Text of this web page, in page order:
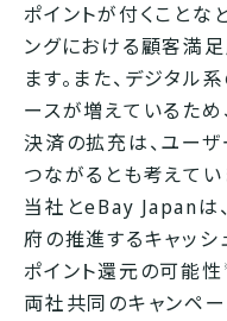
ポイントが付くことな
ングにおける顧客満
ます。また、デジタル
ースが増えているた
決済の拡充は、ユー
つながるとも考えてい
当社とeBay Japanは
府の推進するキャッシ
ポイント還元の可能性
両社共同のキャンペ